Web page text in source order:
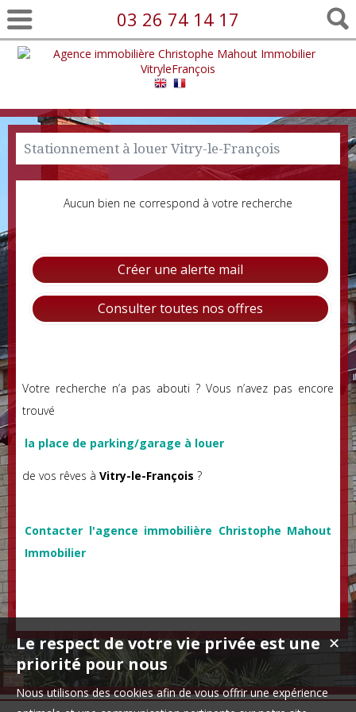
03 26 74 14 17
Stationnement à louer Vitry-le-François
Aucun bien ne correspond à votre recherche
Créer une alerte mail
Consulter toutes nos offres
Votre recherche n’a pas abouti ? Vous n’avez pas encore
trouvé
la place de parking/garage à louer
de vos rêves à Vitry-le-François ?
Contacter l'agence immobilière Christophe Mahout
Immobilier
✕
Le respect de votre vie privée est une
priorité pour nous
Nous utilisons des cookies afin de vous offrir une expérience